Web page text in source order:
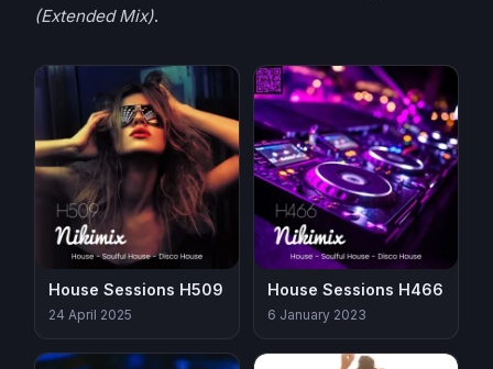
(Extended Mix).
House Sessions H509
24 April 2025
House Sessions H466
6 January 2023